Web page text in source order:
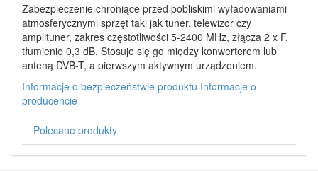
Zabezpieczenie chroniące przed pobliskimi wyładowaniami
atmosferycznymi sprzęt taki jak tuner, telewizor czy
amplituner, zakres częstotliwości 5-2400 MHz, złącza 2 x F,
tłumienie 0,3 dB. Stosuje się go między konwerterem lub
anteną DVB-T, a pierwszym aktywnym urządzeniem.
Informacje o bezpieczeństwie produktu Informacje o
producencie
Polecane produkty